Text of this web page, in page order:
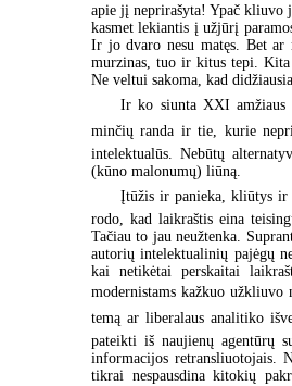
apie jį neprirašyta! Ypač kliuvo
kasmet lekiantis į užjūrį
Ir jo dvaro nesu matęs. Bet ar
murzinas, tuo ir kitus tepi. Kita
Ne veltui sakoma, kad
Ir ko siunta XXI
minčių randa ir tie, kurie
intelektualūs. Nebūtų
(kūno malonumų) liūną.
Įtūžis ir panieka, kliūtys ir
rodo, kad laikraštis eina
Tačiau to jau neužtenka.
autorių intelektualinių pajėgų
kai netikėtai perskaitai
modernistams kažkuo
temą ar liberalaus analitiko
pateikti iš naujienų agentūrų
informacijos retransliuotojais.
tikrai nespausdina kitokių